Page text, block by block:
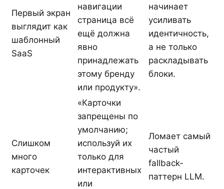
Первый экран
выглядит как
шаблонный
SaaS
навигации
страница всё
ещё должна
явно
принадлежать
этому бренду
или продукту».
начинает
усиливать
идентичность,
а не только
раскладывать
блоки.
Слишком
много
карточек
«Карточки
запрещены по
умолчанию;
используй их
только для
интерактивных
или
Ломает самый
частый
fallback-
паттерн LLM.